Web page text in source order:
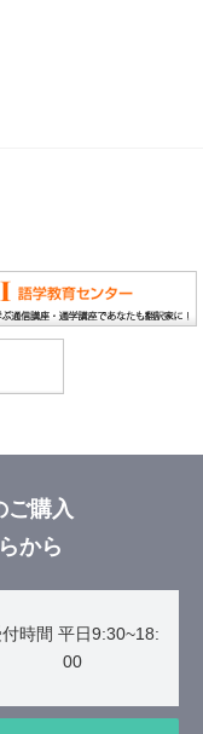
ご購入
から
時間 平日9:30~18:
00